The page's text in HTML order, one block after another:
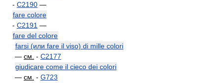
- C2190 —
fare colore
- C2191 —
fare del colore
farsi (или fare il viso) di mille colori
— см. - C2177
giudicare come il cieco dei colori
— см. - G723